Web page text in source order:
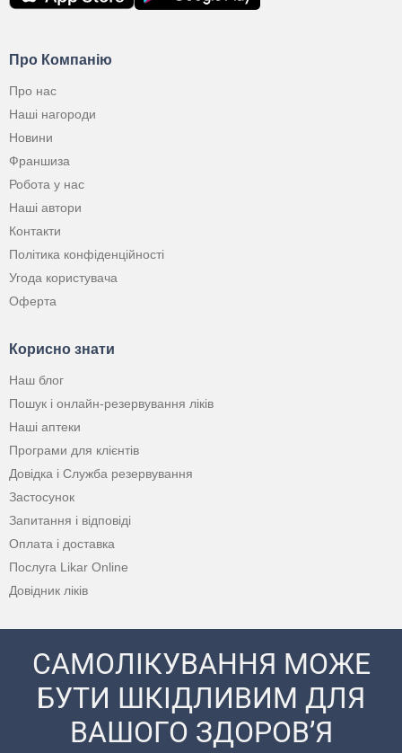
Про Компанію
Про нас
Наші нагороди
Новини
Франшиза
Робота у нас
Наші автори
Контакти
Політика конфіденційності
Угода користувача
Оферта
Корисно знати
Наш блог
Пошук і онлайн-резервування ліків
Наші аптеки
Програми для клієнтів
Довідка і Служба резервування
Застосунок
Запитання і відповіді
Оплата і доставка
Послуга Likar Online
Довідник ліків
САМОЛІКУВАННЯ МОЖЕ
БУТИ ШКІДЛИВИМ ДЛЯ
ВАШОГО ЗДОРОВ’Я